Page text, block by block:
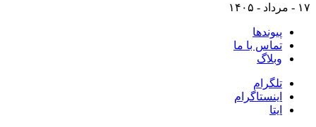
۱۷ - مرداد - ۱۴۰۵
پیوندها
تماس با ما
وبلاگ
تلگرام
اینستاگرام
ایتا